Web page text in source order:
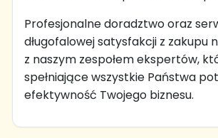
Profesjonalne doradztwo oraz
długofalowej satysfakcji z
z naszym zespołem ekspertów,
spełniające wszystkie Państwa
efektywność Twojego biznesu.